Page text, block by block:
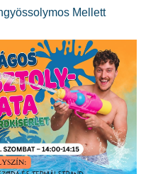
Mellett